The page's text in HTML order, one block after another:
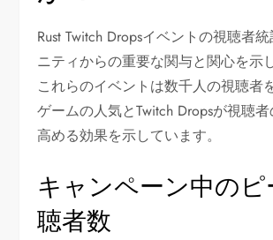
Rust Twitch Dropsイベントの視聴者
ニティからの重要な関与と関心を示
これらのイベントは数千人の視聴者
ゲームの人気とTwitch Dropsが視聴
高める効果を示しています。
キャンペーン中の
聴者数